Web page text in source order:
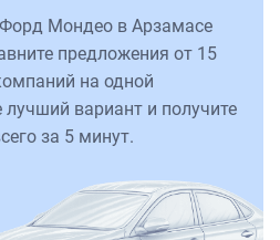
Мондео в Арзамасе
предложения от 15
на одной
вариант и получите
за 5 минут.